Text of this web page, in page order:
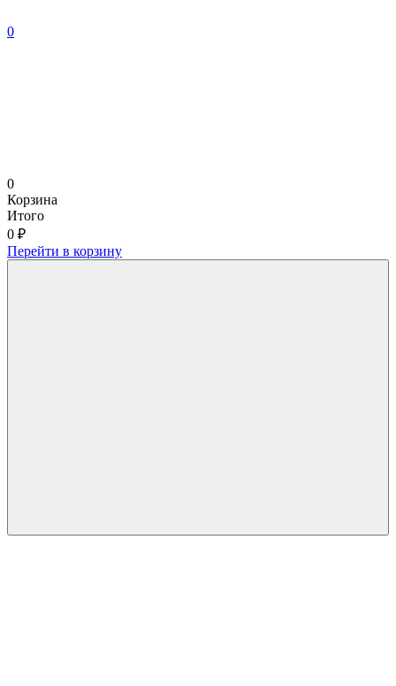
0
0
Корзина
Итого
0 ₽
Перейти в корзину